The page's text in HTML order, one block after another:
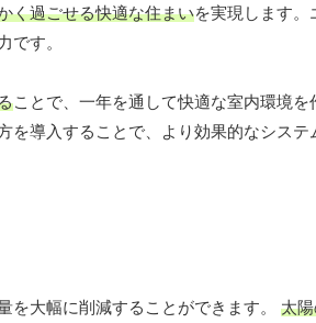
く過ごせる快適な住まいを実現します
です。
ことで、一年を通して快適な室内環境を
導入することで、より効果的なシステ
を大幅に削減することができます。 太